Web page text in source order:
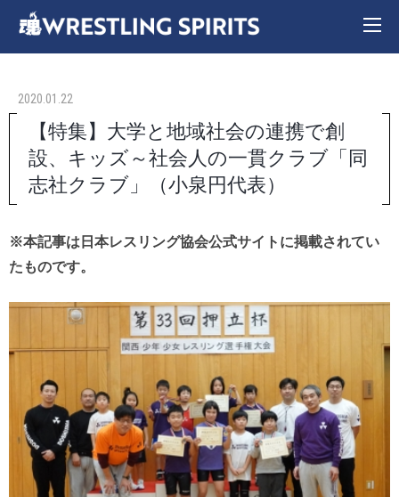
2020.01.22
【特集】大学と地域社会の連携で創
設、キッズ～社会人の一貫クラブ「同
志社クラブ」（小泉円代表）
※本記事は日本レスリング協会公式サイトに掲載されてい
たものです。